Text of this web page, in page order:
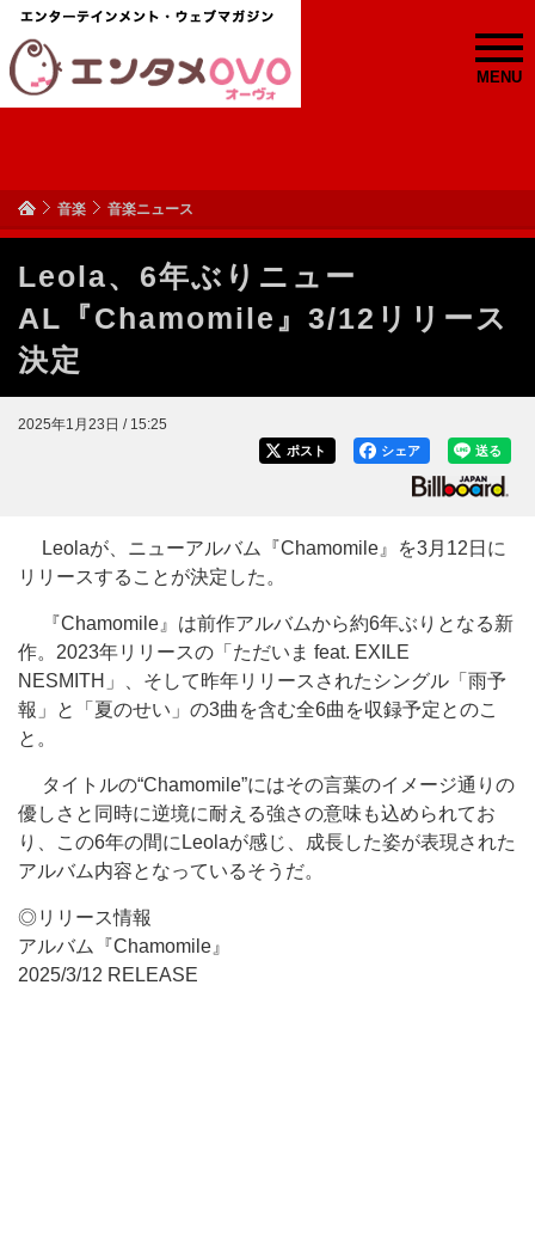
MENU
音楽 音楽ニュース
Leola、6年ぶりニュー
AL『Chamomile』3/12リリース
決定
2025年1月23日 / 15:25
送る
シェア
ポスト
Leolaが、ニューアルバム『Chamomile』を3月12日に
リリースすることが決定した。
『Chamomile』は前作アルバムから約6年ぶりとなる新
作。2023年リリースの「ただいま feat. EXILE
NESMITH」、そして昨年リリースされたシングル「雨予
報」と「夏のせい」の3曲を含む全6曲を収録予定とのこ
と。
タイトルの“Chamomile”にはその言葉のイメージ通りの
優しさと同時に逆境に耐える強さの意味も込められてお
り、この6年の間にLeolaが感じ、成長した姿が表現された
アルバム内容となっているそうだ。
◎リリース情報
アルバム『Chamomile』
2025/3/12 RELEASE